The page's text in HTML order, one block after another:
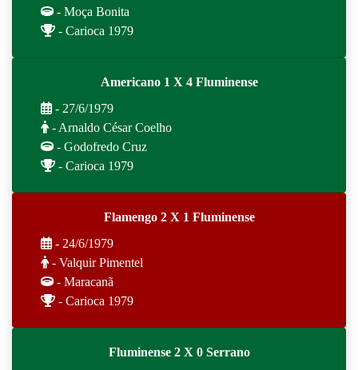
- Moça Bonita
- Carioca 1979
Americano 1 X 4 Fluminense
- 27/6/1979
- Arnaldo César Coelho
- Godofredo Cruz
- Carioca 1979
Flamengo 2 X 1 Fluminense
- 24/6/1979
- Valquir Pimentel
- Maracanã
- Carioca 1979
Fluminense 2 X 0 Serrano